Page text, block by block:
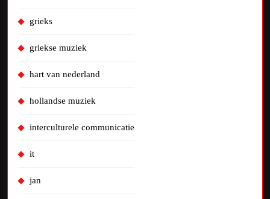
grieks
griekse muziek
hart van nederland
hollandse muziek
interculturele communicatie
it
jan